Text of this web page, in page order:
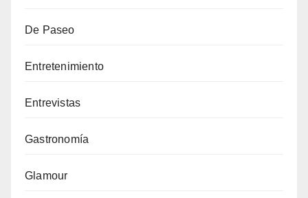
De Paseo
Entretenimiento
Entrevistas
Gastronomía
Glamour